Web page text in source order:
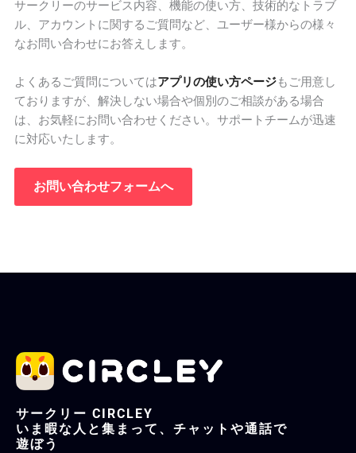
サークリーのサービス内容、機能の使い方、技術的なトラブ
ル、アカウントに関するご質問など、ユーザー様からの様々
なお問い合わせにお答えします。
よくあるご質問についてはアプリの使い方ページもご用意し
ておりますが、解決しない場合や個別のご相談がある場合
は、お気軽にお問い合わせください。サポートチームが迅速
に対応いたします。
お問い合わせフォームへ
サークリー CIRCLEY
いま暇な人と集まって、チャットや通話で
遊ぼう